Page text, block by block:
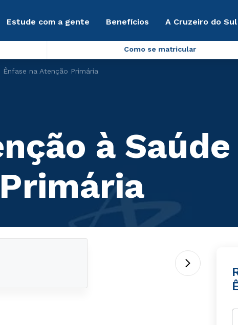
Estude com a gente Benefícios A Cruzeiro do
Como se matricular
na Atenção Primária
à